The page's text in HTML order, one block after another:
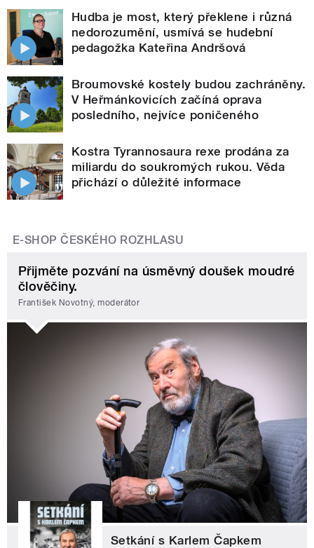
Hudba je most, který překlene i různá
nedorozumění, usmívá se hudební
pedagožka Kateřina Andršová
Broumovské kostely budou zachráněny.
V Heřmánkovicích začíná oprava
posledního, nejvíce poničeného
Kostra Tyrannosaura rexe prodána za
miliardu do soukromých rukou. Věda
přichází o důležité informace
E-SHOP ČESKÉHO ROZHLASU
Přijměte pozvání na úsměvný doušek moudré
člověčiny.
František Novotný, moderátor
Setkání s Karlem Čapkem